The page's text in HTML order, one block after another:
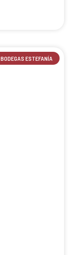
BODEGAS ESTEFANÍA